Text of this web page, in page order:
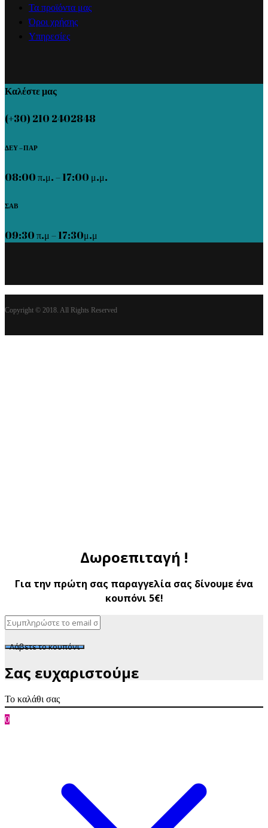
Τα προϊόντα μας
Όροι χρήσης
Υπηρεσίες
Καλέστε μας
(+30) 210 2402848
ΔΕΥ – ΠΑΡ
08:00 π.μ. – 17:00 μ.μ.
ΣΑΒ
09:30 π.μ – 17:30μ.μ
Copyright © 2018. All Rights Reserved
Δωροεπιταγή !
Για την πρώτη σας παραγγελία σας δίνουμε ένα
κουπόνι 5€!
Λάβετε το κουπόνι
Σας ευχαριστούμε
Το καλάθι σας
0